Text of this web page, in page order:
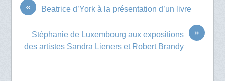
« Beatrice d’York à la présentation d’un livre
»
Stéphanie de Luxembourg aux expositions
des artistes Sandra Lieners et Robert Brandy